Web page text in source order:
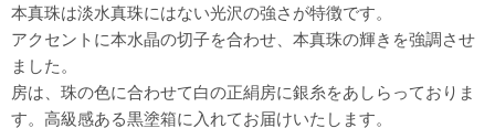
本真珠は淡水真珠にはない光沢の強さが特徴です。
アクセントに本水晶の切子を合わせ、本真珠の輝きを強調させ
ました。
房は、珠の色に合わせて白の正絹房に銀糸をあしらっておりま
す。高級感ある黒塗箱に入れてお届けいたします。